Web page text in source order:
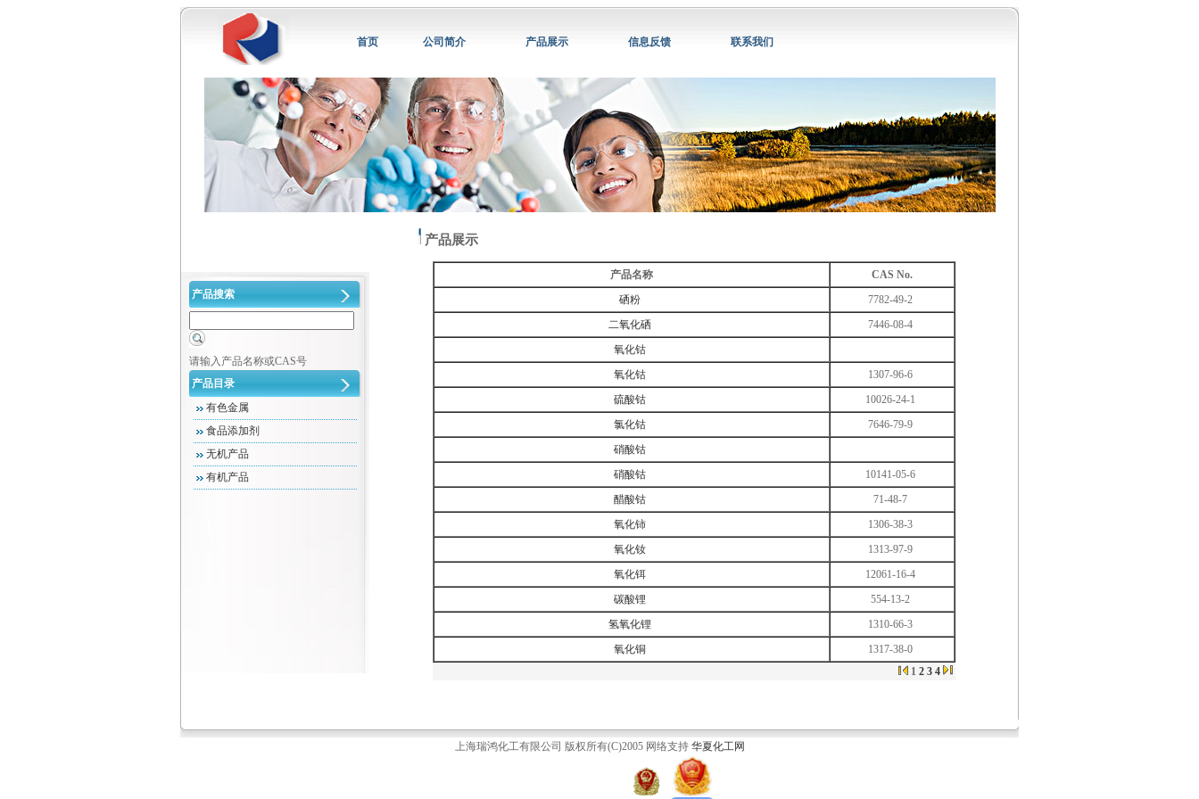
首页 公司简介 产品展示 信息反馈 联系我们
产品搜索
请输入产品名称或CAS号
产品目录
有色金属
食品添加剂
无机产品
有机产品
产品展示
产品名称
CAS No.
硒粉
7782-49-2
二氧化硒
7446-08-4
氧化钴
氧化钴
1307-96-6
硫酸钴
10026-24-1
氯化钴
7646-79-9
硝酸钴
硝酸钴
10141-05-6
醋酸钴
71-48-7
氧化铈
1306-38-3
氧化钕
1313-97-9
氧化铒
12061-16-4
碳酸锂
554-13-2
氢氧化锂
1310-66-3
氧化铜
1317-38-0
1 2 3 4
上海瑞鸿化工有限公司 版权所有(C)2005 网络支持 华夏化工网